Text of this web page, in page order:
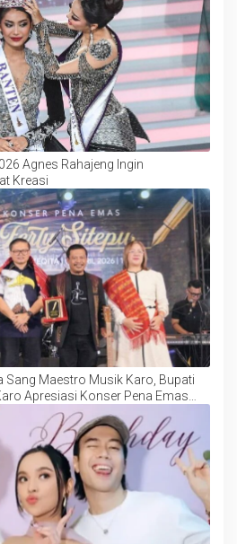
Agnes Rahajeng Ingin
Kreasi
Sang Maestro Musik Karo, Bupati
Apresiasi Konser Pena Emas